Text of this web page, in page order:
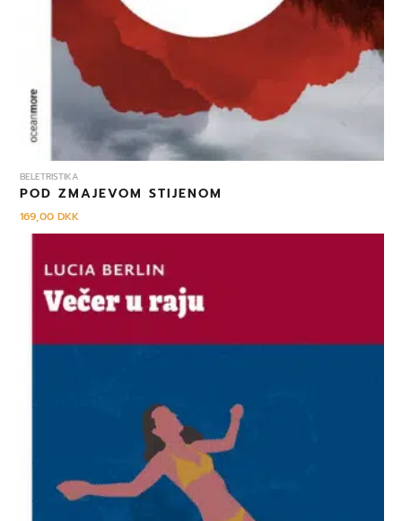
BELETRISTIKA
POD ZMAJEVOM STIJENOM
169,00DKK